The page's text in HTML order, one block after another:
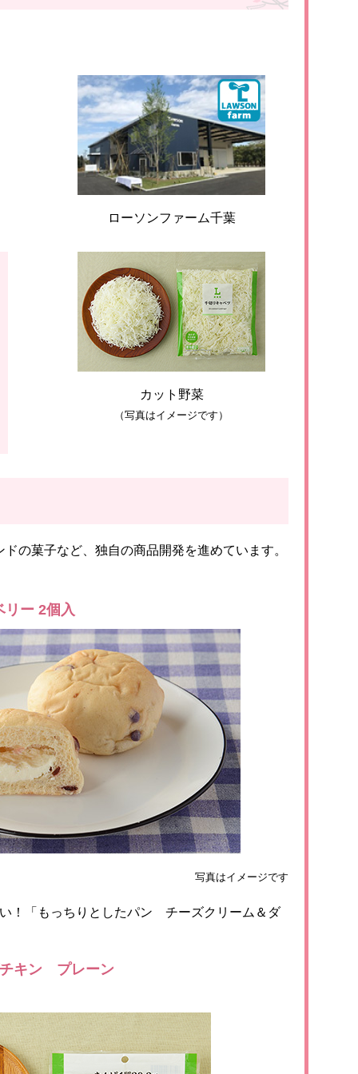
ローソンファーム千葉
カット野菜
（写真はイメージです）
の菓子など、独自の商品開発を進めています。
リー 2個入
写真はイメージです
！「もっちりとしたパン チーズクリーム＆ダ
キン プレーン